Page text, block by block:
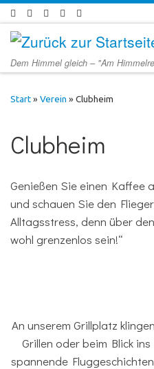
Zum Inhalt springen
Dem Himmel gleich – "Am
Start » Verein » Clubheim
Clubheim
Genießen Sie einen Kaffee
und schauen Sie den
Alltagsstress, denn über
wohl grenzenlos sein!“
An unserem Grillplatz
Grillen oder beim Blick
spannende